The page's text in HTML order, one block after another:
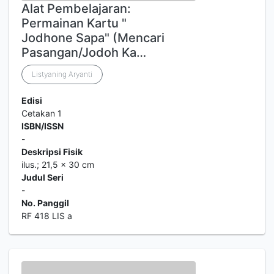
Alat Pembelajaran:
Permainan Kartu "
Jodhone Sapa" (Mencari
Pasangan/Jodoh Ka…
Listyaning Aryanti
Edisi
Cetakan 1
ISBN/ISSN
-
Deskripsi Fisik
ilus.; 21,5 x 30 cm
Judul Seri
-
No. Panggil
RF 418 LIS a